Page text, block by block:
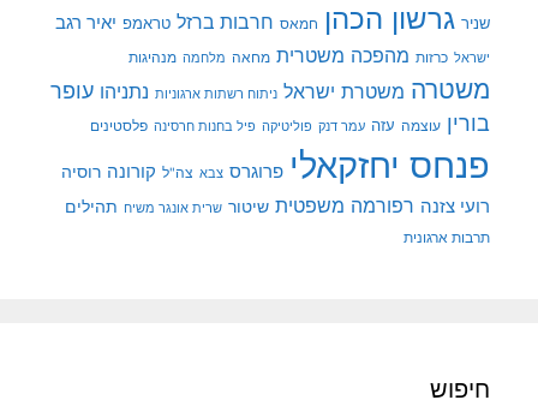
שניר גרשון הכהן חמאס חרבות ברזל טראמפ יאיר רגב
ישראל כרזות מהפכה משטרית מחאה מלחמה מנהיגות
משטרה משטרת ישראל ניתוח רשתות ארגוניות נתניהו עופר
בורין עוצמה עזה עמר דנק פוליטיקה פיל בחנות חרסינה פלסטינים
פנחס יחזקאלי פרוגרס צבא צה"ל קורונה רוסיה
רועי צזנה רפורמה משפטית שיטור שרית אונגר משיח תהילים
תרבות ארגונית
חיפוש